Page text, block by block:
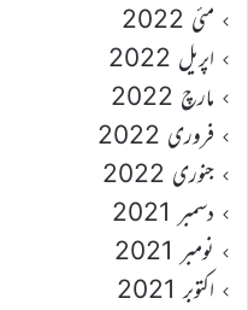
مئی 2022
اپریل 2022
مارچ 2022
فروری 2022
جنوری 2022
دسمبر 2021
نومبر 2021
اکتوبر 2021